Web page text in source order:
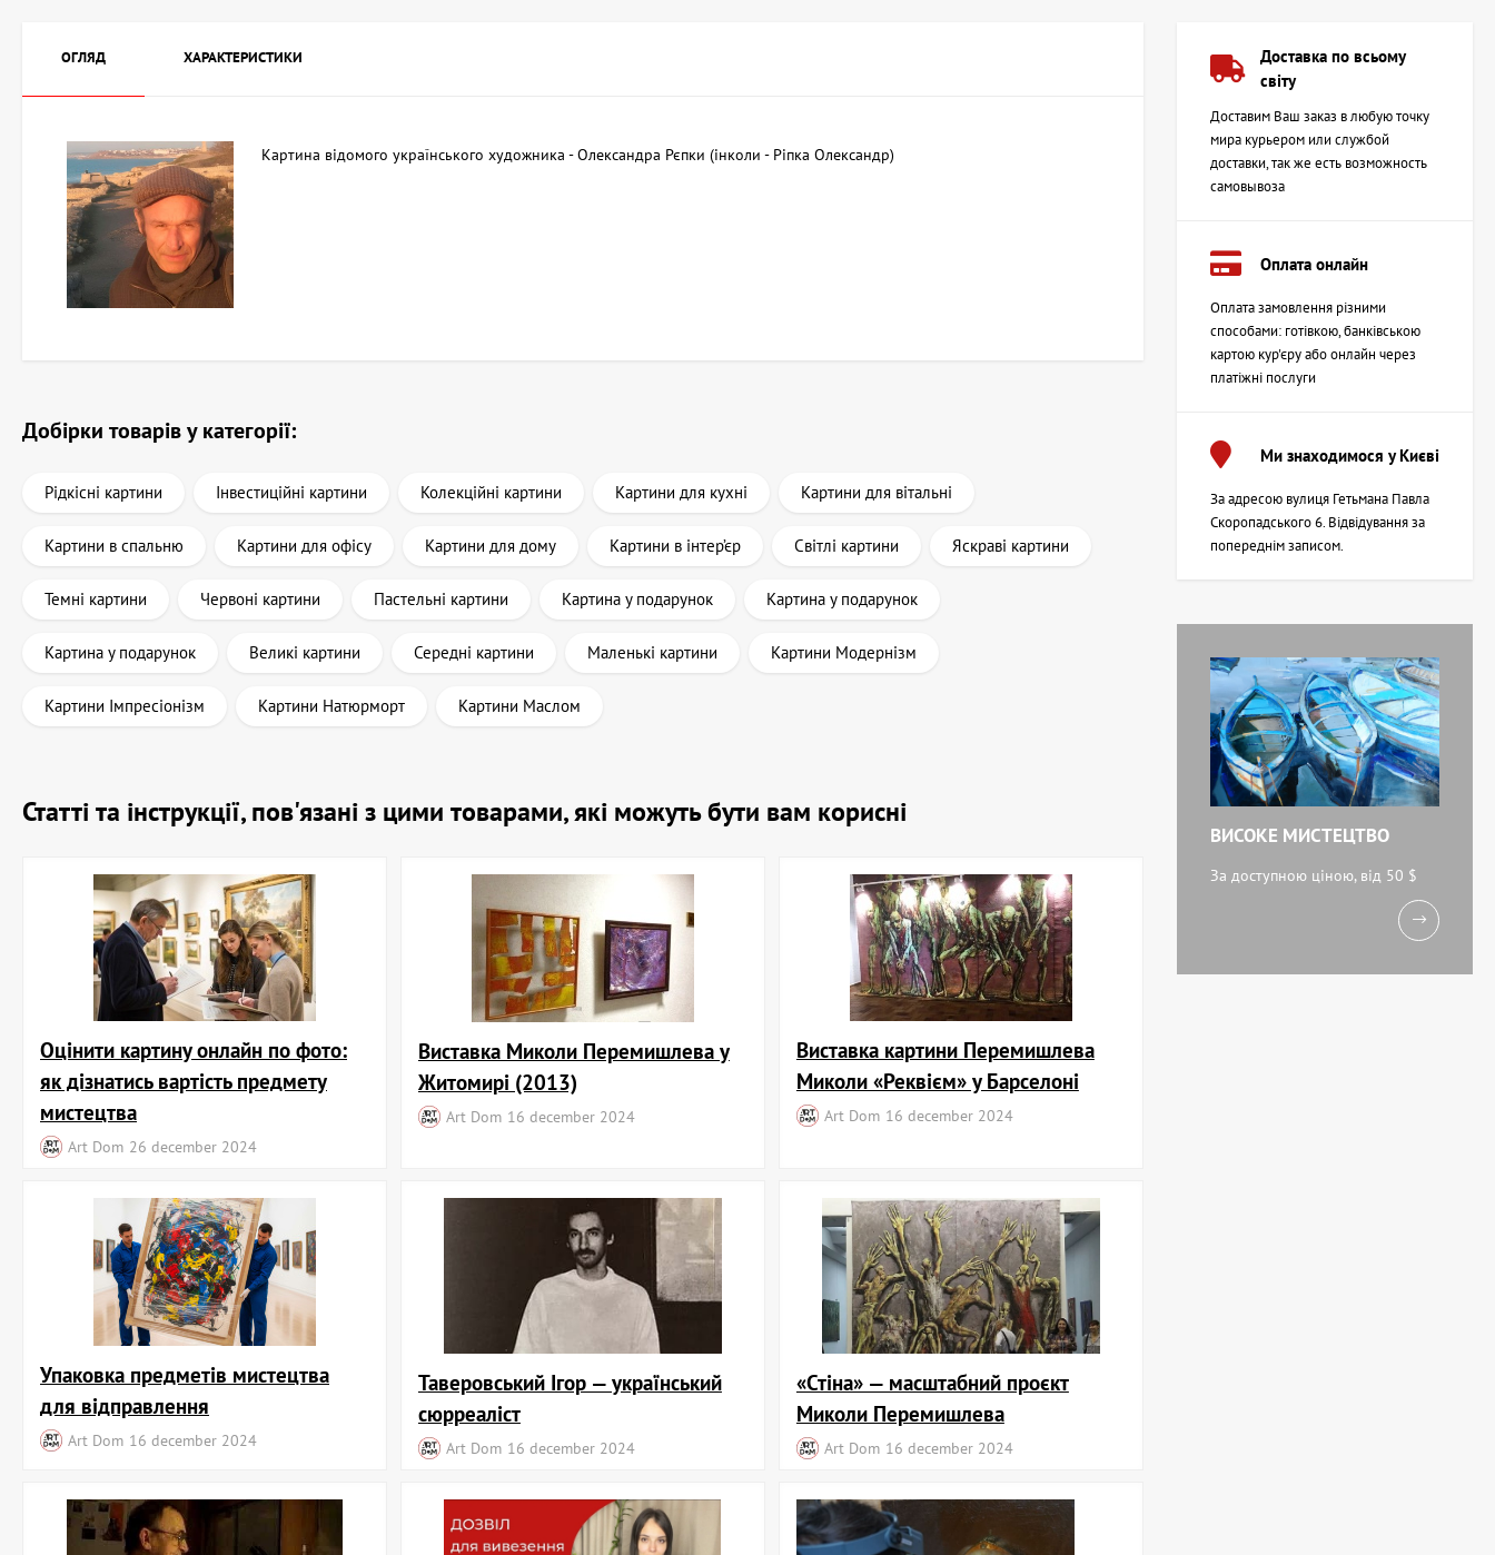
ОГЛЯД ХАРАКТЕРИСТИКИ
Картина відомого українського художника - Олександра Рєпки (інколи - Ріпка Олександр)
Добірки товарів у категорії:
Рідкісні картини Інвестиційні картини Колекційні картини Картини для кухні Картини для вітальні
Картини в спальню Картини для офісу Картини для дому Картини в інтер’єр Світлі картини Яскраві картини
Темні картини Червоні картини Пастельні картини Картина у подарунок Картина у подарунок
Картина у подарунок Великі картини Середні картини Маленькі картини Картини Модернізм
Картини Імпресіонізм Картини Натюрморт Картини Маслом
Статті та інструкції, пов'язані з цими товарами, які можуть бути вам корисні
Оцінити картину онлайн по фото:
як дізнатись вартість предмету
мистецтва
Art Dom 26 december 2024
Виставка Миколи Перемишлева у
Житомирі (2013)
Art Dom 16 december 2024
Виставка картини Перемишлева
Миколи «Реквієм» у Барселоні
Art Dom 16 december 2024
Упаковка предметів мистецтва
для відправлення
Art Dom 16 december 2024
Таверовський Ігор — український
сюрреаліст
Art Dom 16 december 2024
«Стіна» — масштабний проєкт
Миколи Перемишлева
Art Dom 16 december 2024
Доставка по всьому
світу
Доставим Ваш заказ в любую точку
мира курьером или службой
доставки, так же есть возможность
самовывоза
Оплата онлайн
Оплата замовлення різними
способами: готівкою, банківською
картою кур'єру або онлайн через
платіжні послуги
Ми знаходимося у Києві
За адресою вулиця Гетьмана Павла
Скоропадського 6. Відвідування за
попереднім записом.
ВИСОКЕ МИСТЕЦТВО
За доступною ціною, від 50 $